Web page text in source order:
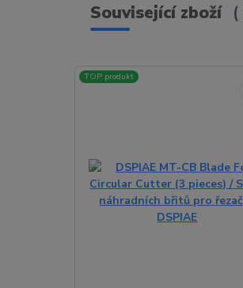
Související zboží
TOP produkt